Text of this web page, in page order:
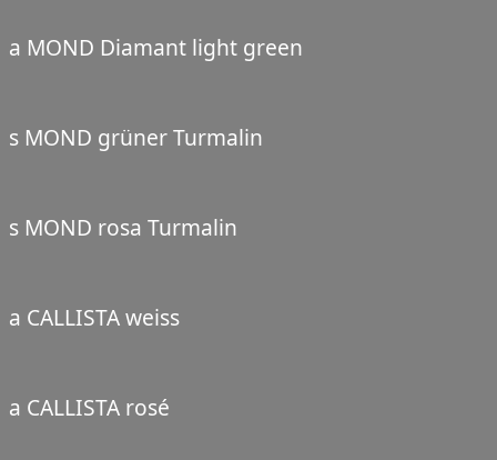
a MOND Diamant light green
s MOND grüner Turmalin
s MOND rosa Turmalin
a CALLISTA weiss
a CALLISTA rosé